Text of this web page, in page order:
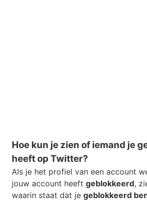
Hoe kun je zien of iemand je
heeft op Twitter?
Als je het profiel van een account
jouw account heeft geblokkeerd,
waarin staat dat je geblokkeerd